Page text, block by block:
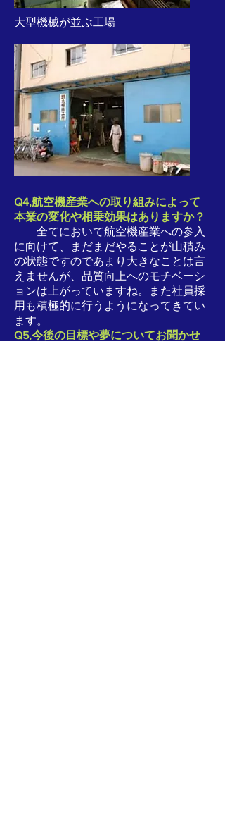
Q4,航空機産業への取り組みによって
本業の変化や相乗効果はありますか？
全てにおいて航空機産業への参入
に向けて、まだまだやることが山積み
の状態ですのであまり大きなことは言
えませんが、品質向上へのモチベーシ
ョンは上がっていますね。また社員採
用も積極的に行うようになってきてい
ます。
Q5,今後の目標や夢についてお聞かせ
大型機械が並ぶ工場